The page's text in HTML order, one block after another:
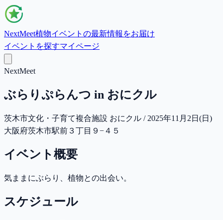
NextMeet植物イベントの最新情報をお届け
イベントを探すマイページ
NextMeet
ぶらりぷらんつ in おにクル
茨木市文化・子育て複合施設 おにクル / 2025年11月2日(日)
大阪府茨木市駅前３丁目９−４５
イベント概要
気ままにぶらり、植物との出会い。
スケジュール